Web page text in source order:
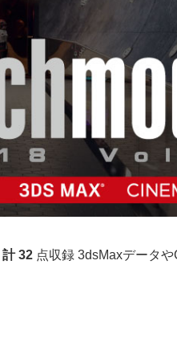
計 32 点収録 3dsMaxデータ